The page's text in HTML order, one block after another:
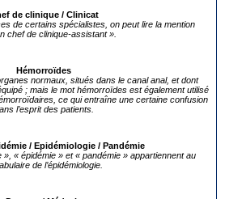
de clinique / Clinicat
de certains spécialistes, on peut lire la mention
chef de clinique-assistant ».
Hémorroïdes
normaux, situés dans le canal anal, et dont
; mais le mot hémorroïdes est également utilisé
ce qui entraîne une certaine confusion
l’esprit des patients.
/ Epidémiologie / Pandémie
« épidémie » et « pandémie » appartiennent au
de l’épidémiologie.